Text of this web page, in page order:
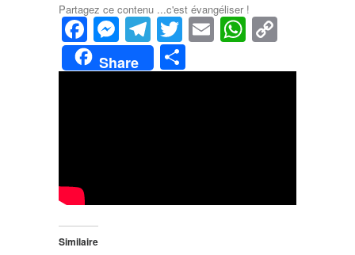
Partagez ce contenu ...c'est évangéliser !
Facebook
Messenger
Telegram
Twitter
Email
Share
Similaire